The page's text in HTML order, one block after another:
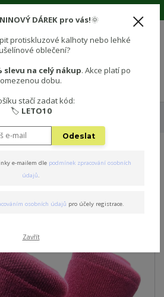
Protiskluzové dětské ponožky -
dětské
DÁREK pro vás!🌞
protiskluzové kalhoty nebo lehké
oblečení?
slevu na celý nákup. Akce platí po
omezenou dobu.
stačí zadat kód:
🏷️ LETO10
Odeslat
e-mailem dle podmínek zpracování osobních
údajů.
osobních údajů pro účely registrace.
Zavřít